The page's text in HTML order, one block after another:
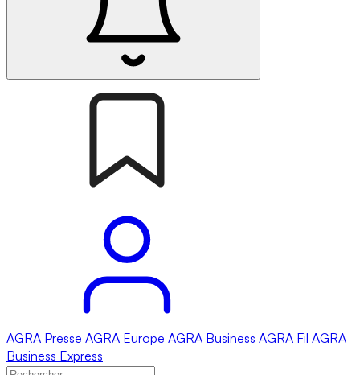
AGRA Presse AGRA Europe AGRA Business AGRA Fil AGRA
Business Express